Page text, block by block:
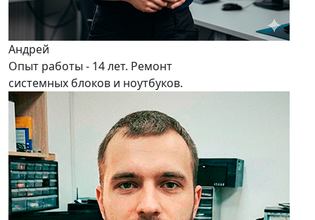
Андрей
Опыт работы - 14 лет. Ремонт
системных блоков и ноутбуков.